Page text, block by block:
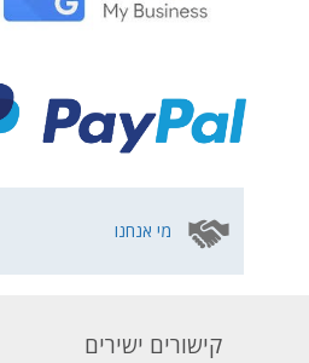
מי אנחנו
קישורים ישירים